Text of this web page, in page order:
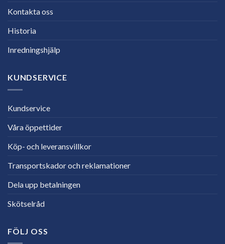
Kontakta oss
Historia
Inredningshjälp
KUNDSERVICE
Kundservice
Våra öppettider
Köp- och leveransvillkor
Transportskador och reklamationer
Dela upp betalningen
Skötselråd
FÖLJ OSS